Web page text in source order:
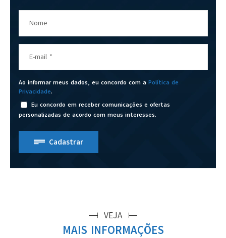
Nome
E-mail *
Ao informar meus dados, eu concordo com a Política de
Privacidade.
Eu concordo em receber comunicações e ofertas
personalizadas de acordo com meus interesses.
Cadastrar
VEJA
MAIS INFORMAÇÕES